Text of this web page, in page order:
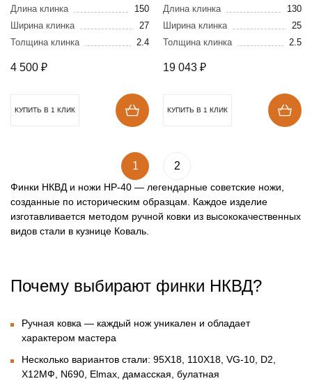
стали 110Х18
Длина клинка
150
Ширина клинка
27
Толщина клинка
2.4
4 500 ₽
КУПИТЬ В 1 КЛИК
дамасской стали
Длина клинка
130
Ширина клинка
25
Толщина клинка
2.5
19 043 ₽
КУПИТЬ В 1 КЛИК
1 2
Финки НКВД и ножи НР-40 — легендарные советские ножи,
созданные по историческим образцам. Каждое изделие
изготавливается методом ручной ковки из высококачественных
видов стали в кузнице Коваль.
Почему выбирают финки НКВД?
Ручная ковка — каждый нож уникален и обладает
характером мастера
Несколько вариантов стали: 95Х18, 110Х18, VG-10, D2,
Х12МФ, N690, Elmax, дамасская, булатная